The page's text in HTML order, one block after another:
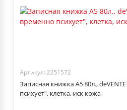
Артикул: 2251572
Записная книжка А5 80л.,
психует", клетка, иск кожа